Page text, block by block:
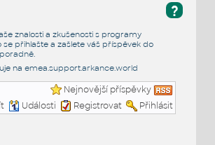
?
znalosti a zkušenosti s programy
se přihlašte a zašlete váš příspěvek do
.
na emea.support.arkance.world
Nejnovější příspěvky
Události Registrovat Přihlásit